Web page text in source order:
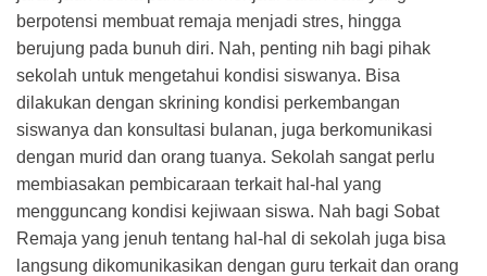
berpotensi membuat remaja menjadi stres, hingga
berujung pada bunuh diri. Nah, penting nih bagi pihak
sekolah untuk mengetahui kondisi siswanya. Bisa
dilakukan dengan skrining kondisi perkembangan
siswanya dan konsultasi bulanan, juga berkomunikasi
dengan murid dan orang tuanya. Sekolah sangat perlu
membiasakan pembicaraan terkait hal-hal yang
mengguncang kondisi kejiwaan siswa. Nah bagi Sobat
Remaja yang jenuh tentang hal-hal di sekolah juga bisa
langsung dikomunikasikan dengan guru terkait dan orang